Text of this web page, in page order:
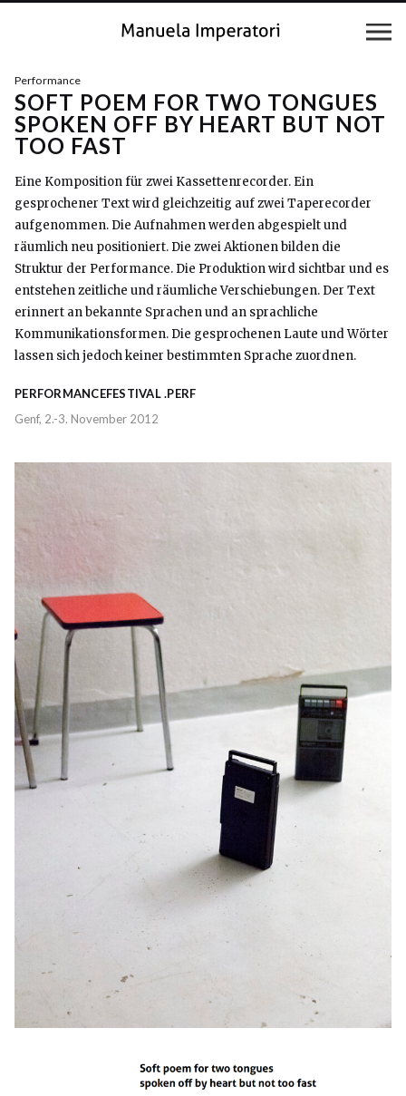
Performance
SOFT POEM FOR TWO TONGUES
SPOKEN OFF BY HEART BUT NOT
TOO FAST
Eine Komposition für zwei Kassettenrecorder. Ein
gesprochener Text wird gleichzeitig auf zwei Taperecorder
aufgenommen. Die Aufnahmen werden abgespielt und
räumlich neu positioniert. Die zwei Aktionen bilden die
Struktur der Performance. Die Produktion wird sichtbar und es
entstehen zeitliche und räumliche Verschiebungen. Der Text
erinnert an bekannte Sprachen und an sprachliche
Kommunikationsformen. Die gesprochenen Laute und Wörter
lassen sich jedoch keiner bestimmten Sprache zuordnen.
PERFORMANCEFESTIVAL .PERF
Genf, 2.-3. November 2012